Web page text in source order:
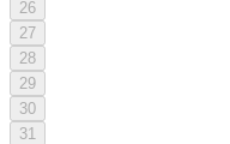
26
27
28
29
30
31